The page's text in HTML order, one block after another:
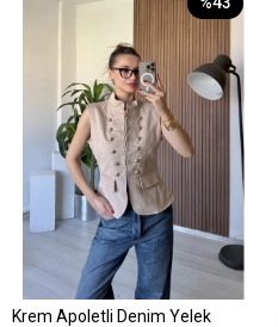
Krem Apoletli Denim Yelek